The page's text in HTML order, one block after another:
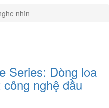
nhìn
Series: Dòng loa
nghệ đầu